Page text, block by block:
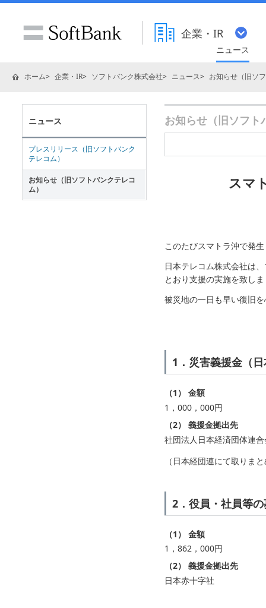
企業・IR
ニュース
ホーム 企業・IR ソフトバンク株式会社 ニュース お知らせ（旧ソ
お知らせ（旧ソフト
スマ
このたびスマトラ沖で発
日本テレコム株式会社は
とおり支援の実施を致し
被災地の一日も早い復旧
1．災害義援金（
（1） 金額
1，000，000円
（2） 義援金拠出先
社団法人日本経済団体連
（日本経団連にて取りま
2．役員・社員等
（1） 金額
1，862，000円
（2） 義援金拠出先
日本赤十字社
ニュース
プレスリリース（旧ソフトバンク
テレコム）
お知らせ（旧ソフトバンクテレコ
ム）